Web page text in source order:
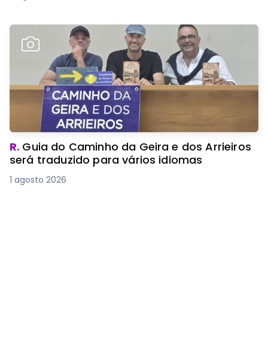
R. Guia do Caminho da Geira e dos Arrieiros
será traduzido para vários idiomas
1 agosto 2026